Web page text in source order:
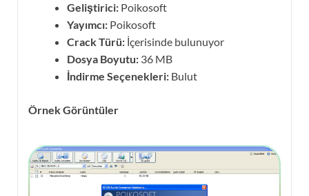
Geliştirici: Poikosoft
Yayımcı: Poikosoft
Crack Türü: İçerisinde bulunuyor
Dosya Boyutu: 36 MB
İndirme Seçenekleri: Bulut
Örnek Görüntüler